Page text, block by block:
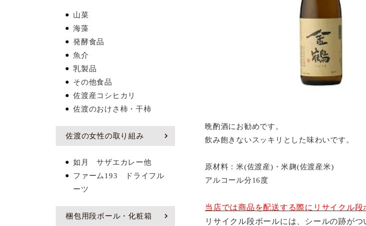
晩酌酒にお勧めです。
飲み飽きないスッキリとした味わいです。
原材料：米(佐渡産)・米麹(佐渡産米)
アルコール分16度
当店では商品を配送する際にリサイクル段
リサイクル段ボールには、シールの跡が
山菜
海藻
発酵食品
魚介
乳製品
その他食品
佐渡産コシヒカリ
佐渡のおけさ柿・干柿
佐渡の女性の取り組み
如月 サザエカレー他
ファーム193 ドライフル
ーツ
梱包用段ボール・化粧箱